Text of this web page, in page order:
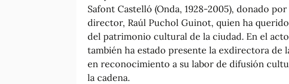
Safont Castelló (Onda, 1928-2005), donado
director, Raúl Puchol Guinot, quien ha
del patrimonio cultural de la ciudad. En el
también ha estado presente la exdirectora de
en reconocimiento a su labor de difusión
la cadena.